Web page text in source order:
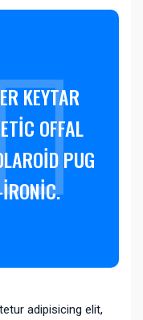
KEYTAR
OFFAL
PUG
adipisicing elit,